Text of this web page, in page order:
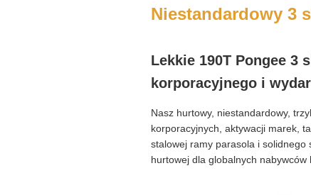
Niestandardowy 3
Lekkie 190T Pongee 3
korporacyjnego i
Nasz hurtowy, niestandardowy,
korporacyjnych, aktywacji marek,
stalowej ramy parasola i solidnego
hurtowej dla globalnych nabywców